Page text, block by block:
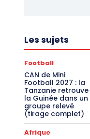
Les sujets
Football
CAN de Mini
Football 2027 : la
Tanzanie retrouve
la Guinée dans un
groupe relevé
(tirage complet)
Afrique